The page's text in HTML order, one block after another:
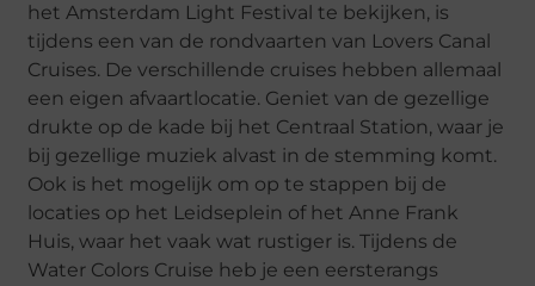
het Amsterdam Light Festival te bekijken, is
tijdens een van de rondvaarten van Lovers Canal
Cruises. De verschillende cruises hebben allemaal
een eigen afvaartlocatie. Geniet van de gezellige
drukte op de kade bij het Centraal Station, waar je
bij gezellige muziek alvast in de stemming komt.
Ook is het mogelijk om op te stappen bij de
locaties op het Leidseplein of het Anne Frank
Huis, waar het vaak wat rustiger is. Tijdens de
Water Colors Cruise heb je een eersterangs